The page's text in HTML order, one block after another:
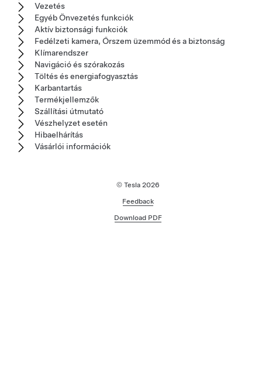
Vezetés
Egyéb Önvezetés funkciók
Aktív biztonsági funkciók
Fedélzeti kamera, Őrszem üzemmód és a biztonság
Klímarendszer
Navigáció és szórakozás
Töltés és energiafogyasztás
Karbantartás
Termékjellemzők
Szállítási útmutató
Vészhelyzet esetén
Hibaelhárítás
Vásárlói információk
© Tesla 2026
Feedback
Download PDF